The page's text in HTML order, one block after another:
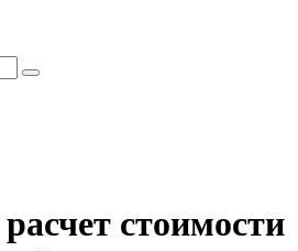
стоимости